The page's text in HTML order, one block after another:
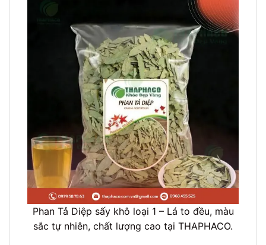
Phan Tả Diệp sấy khô loại 1 – Lá to đều, màu
sắc tự nhiên, chất lượng cao tại THAPHACO.